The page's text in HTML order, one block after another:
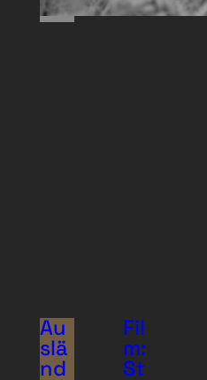
Au
slä
nd
Fil
m:
St